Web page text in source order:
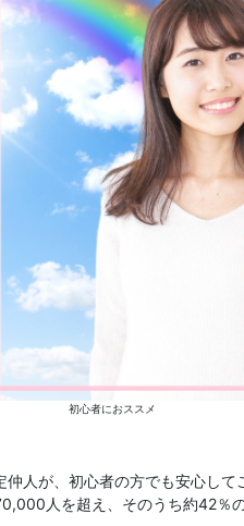
初心者におススメ
人が、初心者の方でも安心し
人を超え、そのうち約42％